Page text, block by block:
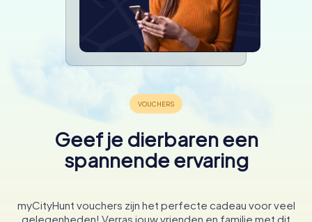
Geef je dierbaren een
spannende ervaring
myCityHunt vouchers zijn het perfecte cadeau voor veel
gelegenheden! Verras jouw vrienden en familie met dit